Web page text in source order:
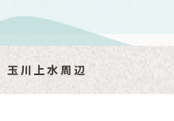
玉川上水周辺